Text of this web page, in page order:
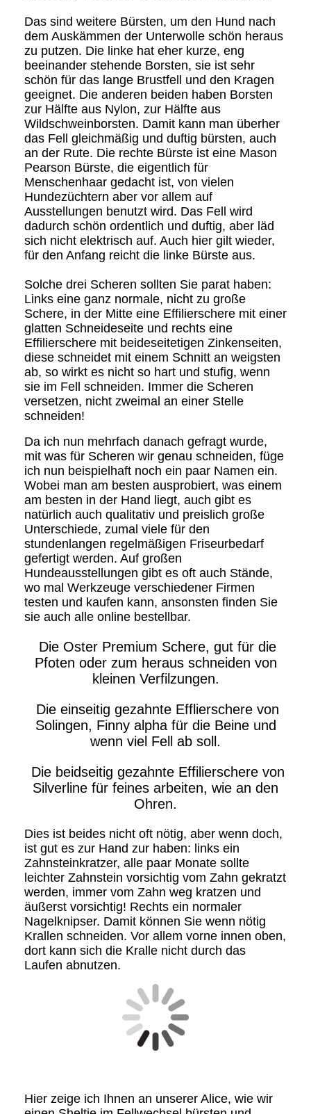
Das sind weitere Bürsten, um den Hund nach
dem Auskämmen der Unterwolle schön heraus
zu putzen. Die linke hat eher kurze, eng
beeinander stehende Borsten, sie ist sehr
schön für das lange Brustfell und den Kragen
geeignet. Die anderen beiden haben Borsten
zur Hälfte aus Nylon, zur Hälfte aus
Wildschweinborsten. Damit kann man überher
das Fell gleichmäßig und duftig bürsten, auch
an der Rute. Die rechte Bürste ist eine Mason
Pearson Bürste, die eigentlich für
Menschenhaar gedacht ist, von vielen
Hundezüchtern aber vor allem auf
Ausstellungen benutzt wird. Das Fell wird
dadurch schön ordentlich und duftig, aber läd
sich nicht elektrisch auf. Auch hier gilt wieder,
für den Anfang reicht die linke Bürste aus.
Solche drei Scheren sollten Sie parat haben:
Links eine ganz normale, nicht zu große
Schere, in der Mitte eine Effilierschere mit einer
glatten Schneideseite und rechts eine
Effilierschere mit beideseitetigen Zinkenseiten,
diese schneidet mit einem Schnitt an weigsten
ab, so wirkt es nicht so hart und stufig, wenn
sie im Fell schneiden. Immer die Scheren
versetzen, nicht zweimal an einer Stelle
schneiden!
Da ich nun mehrfach danach gefragt wurde,
mit was für Scheren wir genau schneiden, füge
ich nun beispielhaft noch ein paar Namen ein.
Wobei man am besten ausprobiert, was einem
am besten in der Hand liegt, auch gibt es
natürlich auch qualitativ und preislich große
Unterschiede, zumal viele für den
stundenlangen regelmäßigen Friseurbedarf
gefertigt werden. Auf großen
Hundeausstellungen gibt es oft auch Stände,
wo mal Werkzeuge verschiedener Firmen
testen und kaufen kann, ansonsten finden Sie
sie auch alle online bestellbar.
Die Oster Premium Schere, gut für die
Pfoten oder zum heraus schneiden von
kleinen Verfilzungen.
Die einseitig gezahnte Efflierschere von
Solingen, Finny alpha für die Beine und
wenn viel Fell ab soll.
Die beidseitig gezahnte Effilierschere von
Silverline für feines arbeiten, wie an den
Ohren.
Dies ist beides nicht oft nötig, aber wenn doch,
ist gut es zur Hand zur haben: links ein
Zahnsteinkratzer, alle paar Monate sollte
leichter Zahnstein vorsichtig vom Zahn gekratzt
werden, immer vom Zahn weg kratzen und
äußerst vorsichtig! Rechts ein normaler
Nagelknipser. Damit können Sie wenn nötig
Krallen schneiden. Vor allem vorne innen oben,
dort kann sich die Kralle nicht durch das
Laufen abnutzen.
Hier zeige ich Ihnen an unserer Alice, wie wir